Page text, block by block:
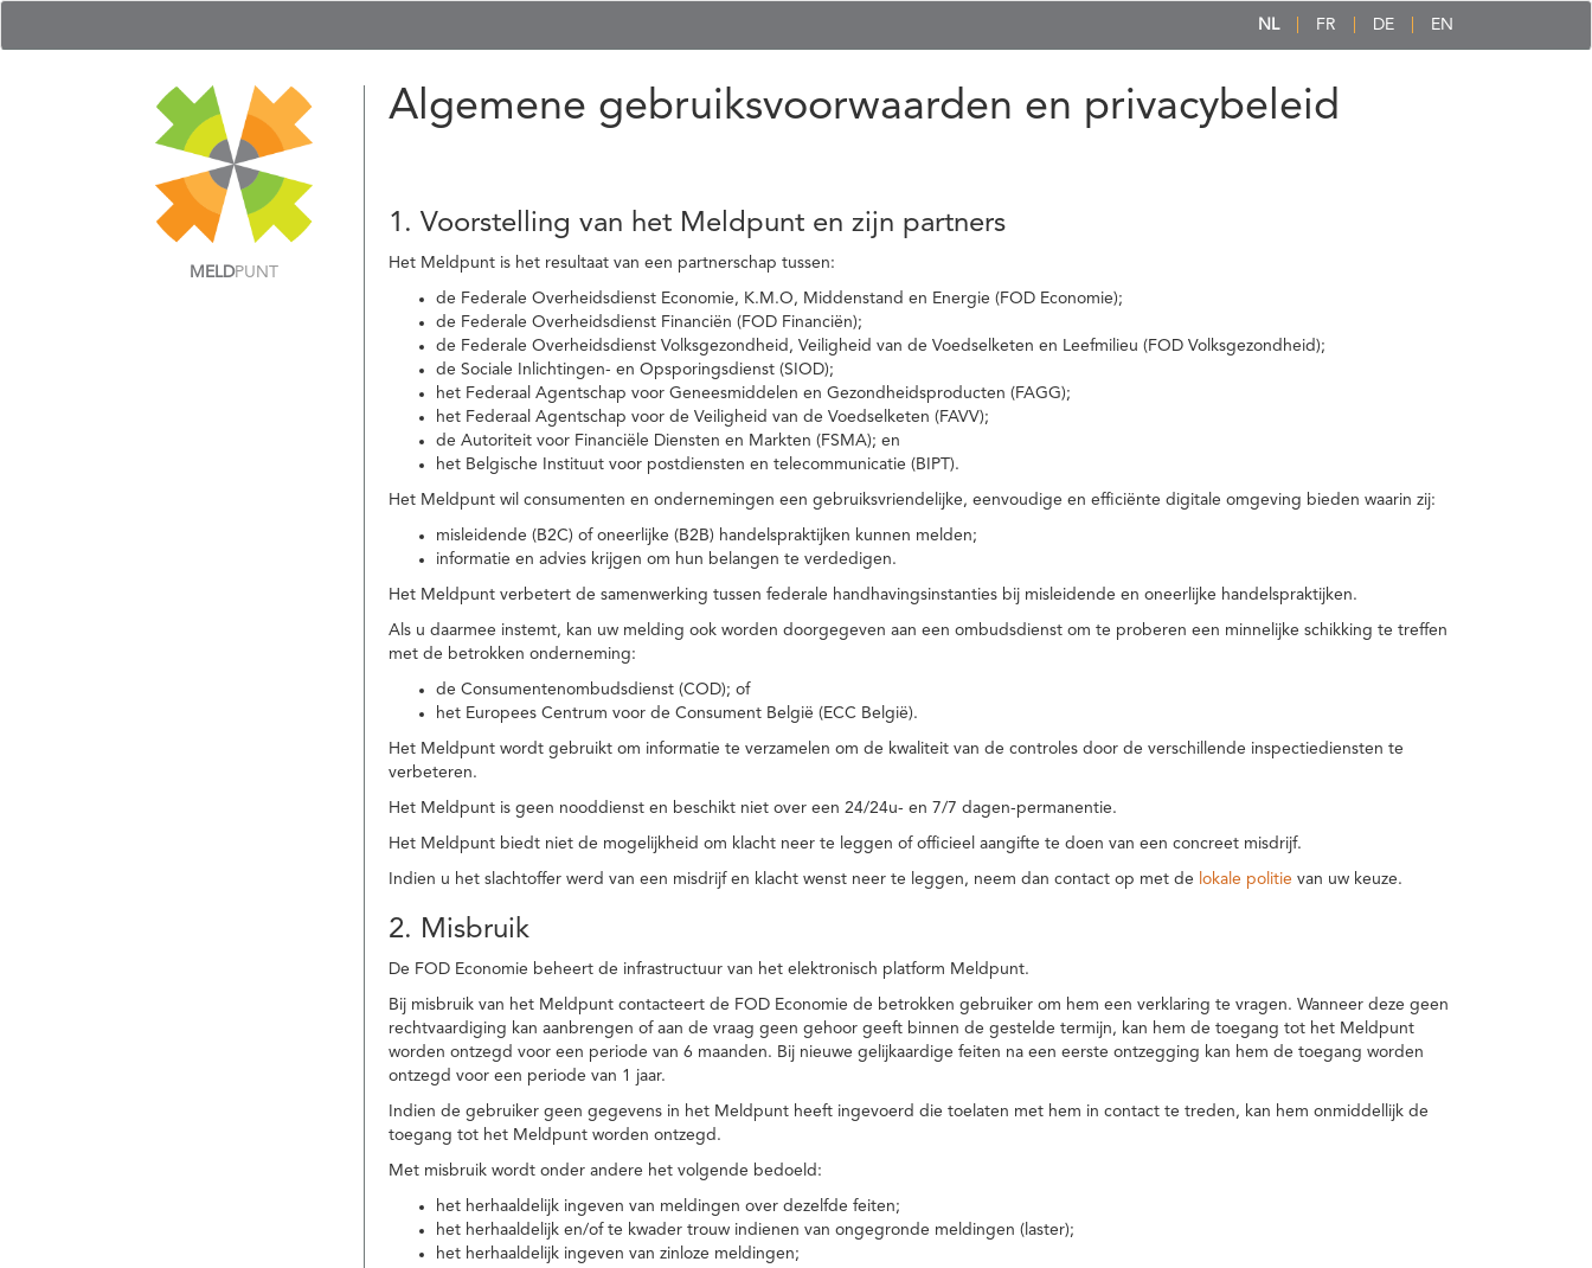
NL FR DE EN
MELDPUNT
Algemene gebruiksvoorwaarden en privacybeleid
1. Voorstelling van het Meldpunt en zijn partners
Het Meldpunt is het resultaat van een partnerschap tussen:
de Federale Overheidsdienst Economie, K.M.O, Middenstand en Energie (FOD Economie);
de Federale Overheidsdienst Financiën (FOD Financiën);
de Federale Overheidsdienst Volksgezondheid, Veiligheid van de Voedselketen en Leefmilieu (FOD Volksgezondheid);
de Sociale Inlichtingen- en Opsporingsdienst (SIOD);
het Federaal Agentschap voor Geneesmiddelen en Gezondheidsproducten (FAGG);
het Federaal Agentschap voor de Veiligheid van de Voedselketen (FAVV);
de Autoriteit voor Financiële Diensten en Markten (FSMA); en
het Belgische Instituut voor postdiensten en telecommunicatie (BIPT).
Het Meldpunt wil consumenten en ondernemingen een gebruiksvriendelijke, eenvoudige en efficiënte digitale omgeving bieden waarin zij:
misleidende (B2C) of oneerlijke (B2B) handelspraktijken kunnen melden;
informatie en advies krijgen om hun belangen te verdedigen.
Het Meldpunt verbetert de samenwerking tussen federale handhavingsinstanties bij misleidende en oneerlijke handelspraktijken.
Als u daarmee instemt, kan uw melding ook worden doorgegeven aan een ombudsdienst om te proberen een minnelijke schikking te treffen
met de betrokken onderneming:
de Consumentenombudsdienst (COD); of
het Europees Centrum voor de Consument België (ECC België).
Het Meldpunt wordt gebruikt om informatie te verzamelen om de kwaliteit van de controles door de verschillende inspectiediensten te
verbeteren.
Het Meldpunt is geen nooddienst en beschikt niet over een 24/24u- en 7/7 dagen-permanentie.
Het Meldpunt biedt niet de mogelijkheid om klacht neer te leggen of officieel aangifte te doen van een concreet misdrijf.
Indien u het slachtoffer werd van een misdrijf en klacht wenst neer te leggen, neem dan contact op met de lokale politie van uw keuze.
2. Misbruik
De FOD Economie beheert de infrastructuur van het elektronisch platform Meldpunt.
Bij misbruik van het Meldpunt contacteert de FOD Economie de betrokken gebruiker om hem een verklaring te vragen. Wanneer deze geen
rechtvaardiging kan aanbrengen of aan de vraag geen gehoor geeft binnen de gestelde termijn, kan hem de toegang tot het Meldpunt
worden ontzegd voor een periode van 6 maanden. Bij nieuwe gelijkaardige feiten na een eerste ontzegging kan hem de toegang worden
ontzegd voor een periode van 1 jaar.
Indien de gebruiker geen gegevens in het Meldpunt heeft ingevoerd die toelaten met hem in contact te treden, kan hem onmiddellijk de
toegang tot het Meldpunt worden ontzegd.
Met misbruik wordt onder andere het volgende bedoeld:
het herhaaldelijk ingeven van meldingen over dezelfde feiten;
het herhaaldelijk en/of te kwader trouw indienen van ongegronde meldingen (laster);
het herhaaldelijk ingeven van zinloze meldingen;